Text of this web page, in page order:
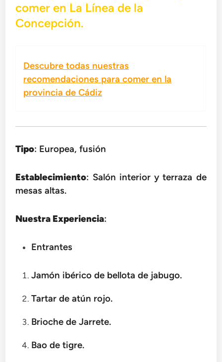
comer en La Línea de la
Concepción.
Descubre todas nuestras
recomendaciones para comer en la
provincia de Cádiz
Tipo: Europea, fusión
Establecimiento: Salón interior y terraza de
mesas altas.
Nuestra Experiencia:
Entrantes
Jamón ibérico de bellota de jabugo.
Tartar de atún rojo.
Brioche de Jarrete.
Bao de tigre.